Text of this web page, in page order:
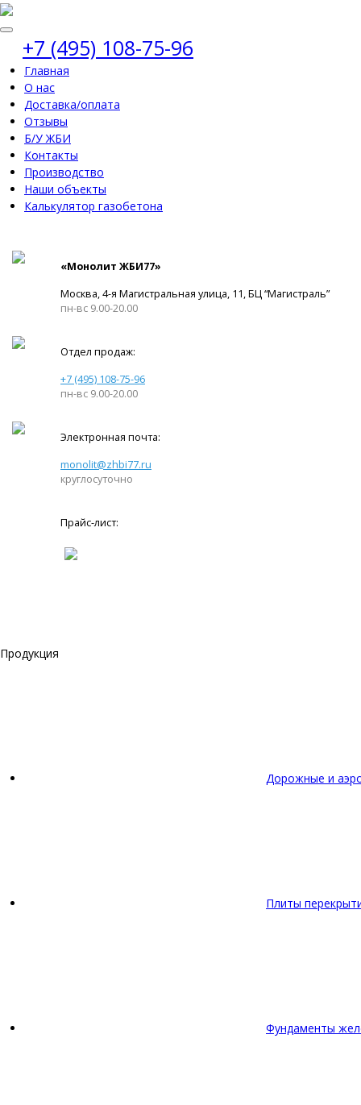
+7 (495) 108-75-96
Главная
О нас
Доставка/оплата
Отзывы
Б/У ЖБИ
Контакты
Производство
Наши объекты
Калькулятор газобетона
«Монолит ЖБИ77»
Москва, 4-я Магистральная улица, 11, ​БЦ “Магистраль”
пн-вс 9.00-20.00
Отдел продаж:
+7 (495) 108-75-96
пн-вс 9.00-20.00
Электронная почта:
monolit@zhbi77.ru
круглосуточно
Прайс-лист:
Продукция
Дорожные и
Плиты
Фундаменты